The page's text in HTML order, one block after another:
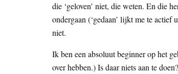
die ‘geloven’ niet, die weten. En die
ondergaan (‘gedaan’ lijkt me te
niet.
Ik ben een absoluut beginner op het
over hebben.) Is daar niets aan te